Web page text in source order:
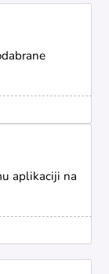
aplikaciji na